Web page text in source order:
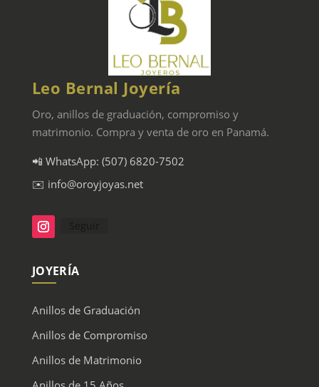
Leo Bernal Joyería
Oro, anillos de graduación, compromiso y
matrimonio. Compra y venta de oro en Panamá.
📲 WhatsApp: (507) 6820-7502
✉️ info@oroyjoyas.net
JOYERÍA
Anillos de Graduación
Anillos de Compromiso
Anillos de Matrimonio